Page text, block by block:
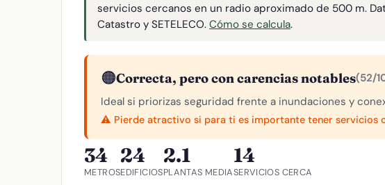
servicios cercanos en un radio aproximado de 500 m.
Catastro y SETELECO. Cómo se calcula.
🟠Correcta, pero con carencias notables(52/
Ideal si priorizas seguridad frente a inundaciones y
⚠️ Pierde atractivo si para ti es importante tener servicios
34
METROS
24
EDIFICIOS
2.1
PLANTAS MEDIA
14
SERVICIOS CERCA